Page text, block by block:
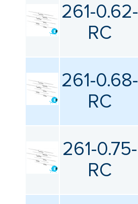
Все
Все
Номинальное напряжение
Все
Диаметр
261-0.62-
RC
261-0.68-
RC
261-0.75-
RC